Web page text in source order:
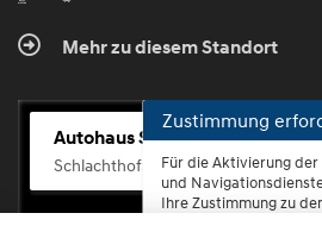
Mehr zu diesem Standort
Autohaus Scherhag
Schlachthofstr. 68, 56073 Koblenz-
Zustimmung
Für die Aktivierung
und
Ihre Zustimmung zu